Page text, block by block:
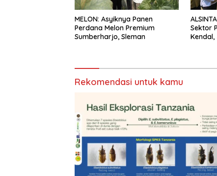
MELON: Asyiknya Panen
Perdana Melon Premium
Sumberharjo, Sleman
Sektor
Kendal,
Rekomendasi untuk kamu